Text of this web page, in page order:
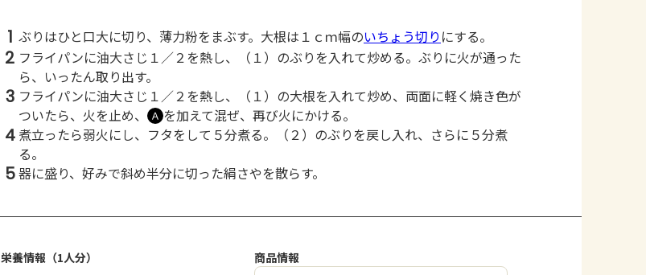
1 ぶりはひと口大に切り、薄力粉をまぶす。大根は１ｃｍ幅のいちょう切り にする。
2 フライパンに油大さじ１／２を熱し、（１）のぶりを入れて炒める。ぶりに火が通った
ら、いったん取り出す。
3 フライパンに油大さじ１／２を熱し、（１）の大根を入れて炒め、両面に軽く焼き色が
ついたら、火を止め、
Ａ を加えて混ぜ、再び火にかける。
4 煮立ったら弱火にし、フタをして５分煮る。（２）のぶりを戻し入れ、さらに５分煮
る。
5器に盛り、好みで斜め半分に切った絹さやを散らす。
栄養情報（1人分）
商品情報